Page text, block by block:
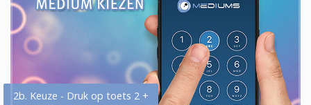
2b. Keuze - Druk op toets 2 +